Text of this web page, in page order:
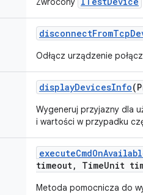
disconnectFromTcp
Odłącz urządzenie
displayDevicesInfo
Wygeneruj przyjazny dla
i wartości w przypadku
executeCmdOn
timeout, TimeUnit
Metoda pomocnicza do